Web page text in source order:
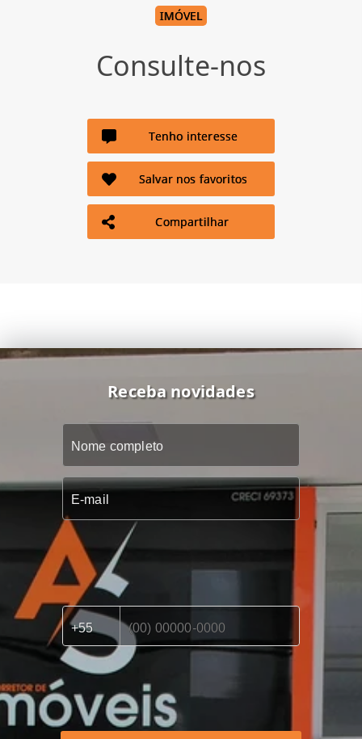
IMÓVEL
Consulte-nos
Tenho interesse
Salvar nos favoritos
Compartilhar
Receba novidades